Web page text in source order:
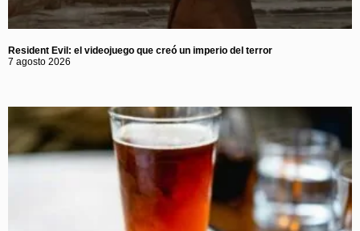
Resident Evil: el videojuego que creó un imperio del terror
7 agosto 2026